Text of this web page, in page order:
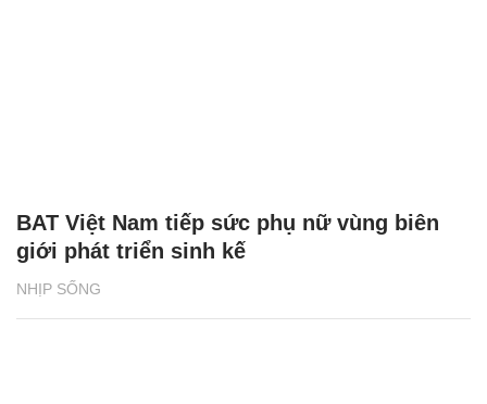
NHỊP SỐNG
BAT Việt Nam tiếp sức phụ nữ vùng biên
giới phát triển sinh kế